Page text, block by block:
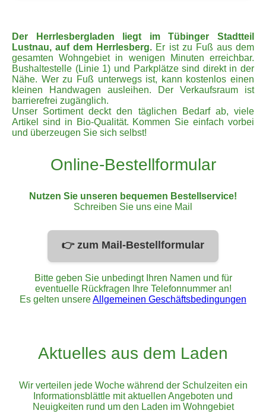
Der Herrlesbergladen liegt im Tübinger Stadtteil
Lustnau, auf dem Herrlesberg. Er ist zu Fuß aus dem
gesamten Wohngebiet in wenigen Minuten erreichbar.
Bushaltestelle (Linie 1) und Parkplätze sind direkt in der
Nähe. Wer zu Fuß unterwegs ist, kann kostenlos einen
kleinen Handwagen ausleihen. Der Verkaufsraum ist
barrierefrei zugänglich.
Unser Sortiment deckt den täglichen Bedarf ab, viele
Artikel sind in Bio-Qualität. Kommen Sie einfach vorbei
und überzeugen Sie sich selbst!
Online-Bestellformular
Nutzen Sie unseren bequemen Bestellservice!
Schreiben Sie uns eine Mail
👉 zum Mail-Bestellformular
Bitte geben Sie unbedingt Ihren Namen und für
eventuelle Rückfragen Ihre Telefonnummer an!
Es gelten unsereAllgemeinen Geschäftsbedingungen
Aktuelles aus dem Laden
Wir verteilen jede Woche während der Schulzeiten ein
Informationsblättle mit aktuellen Angeboten und
Neuigkeiten rund um den Laden im Wohngebiet